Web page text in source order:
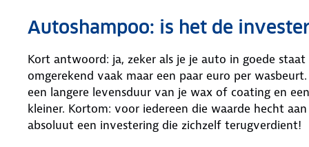
Autoshampoo: is het de
Kort antwoord: ja, zeker als je je auto in goede
omgerekend vaak maar een paar euro per
een langere levensduur van je wax of coating en
kleiner. Kortom: voor iedereen die waarde hecht
absoluut een investering die zichzelf terugverdient!